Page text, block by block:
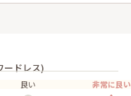
ードレス)
良い 非常に良い